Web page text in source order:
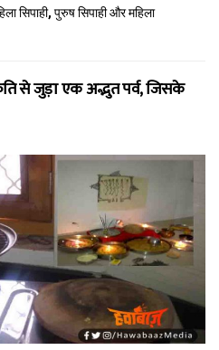
सिपाही, पुरुष सिपाही और महिला
से जुड़ा एक अद्भुत पर्व, जिसके